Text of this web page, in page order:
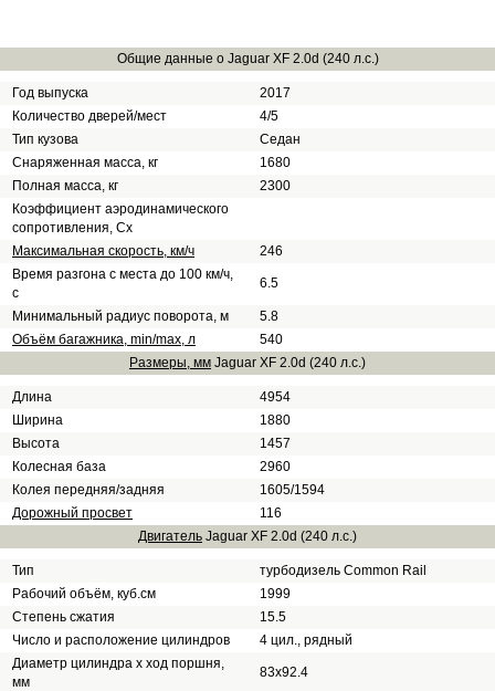
Общие данные о Jaguar XF 2.0d (240 л.с.)
Год выпуска
2017
Количество дверей/мест
4/5
Тип кузова
Седан
Снаряженная масса, кг
1680
Полная масса, кг
2300
Коэффициент аэродинамического
сопротивления, Сх
Максимальная скорость, км/ч
246
Время разгона с места до 100 км/ч,
с
6.5
Минимальный радиус поворота, м
5.8
Объём багажника, min/max, л
540
Размеры, мм Jaguar XF 2.0d (240 л.с.)
Длина
4954
Ширина
1880
Высота
1457
Колесная база
2960
Колея передняя/задняя
1605/1594
Дорожный просвет
116
Двигатель Jaguar XF 2.0d (240 л.с.)
Тип
турбодизель Common Rail
Рабочий объём, куб.см
1999
Степень сжатия
15.5
Число и расположение цилиндров
4 цил., рядный
Диаметр цилиндра х ход поршня,
мм
83x92.4